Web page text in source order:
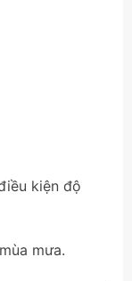
kiện độ
mưa.